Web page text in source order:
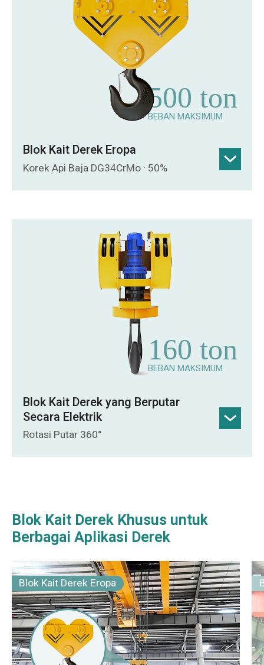
Konfigurasi Tandem: Ideal untuk
digunakan berpasangan guna menangani
dan menstabilkan beban industri yang
sangat panjang atau berukuran besar
500 ton
BEBAN MAKSIMUM
Blok Kait Derek Eropa
Korek Api Baja DG34CrMo · 50%
dengan tingkat kekuatan Kelas T.
Desain Ringan Eropa: Pengikatan tali
dengan jumlah genap mengurangi bobot
hingga 50% dibandingkan dengan blok kait
160 ton
BEBAN MAKSIMUM
Blok Kait Derek yang Berputar
Secara Elektrik
Rotasi Putar 360°
Perlindungan Debu & Korosi: Lapisan
berkinerja tinggi untuk lingkungan luar
ruangan yang keras.
Blok Kait Derek Khusus untuk
Berbagai Aplikasi Derek
Blok Kait Derek Eropa